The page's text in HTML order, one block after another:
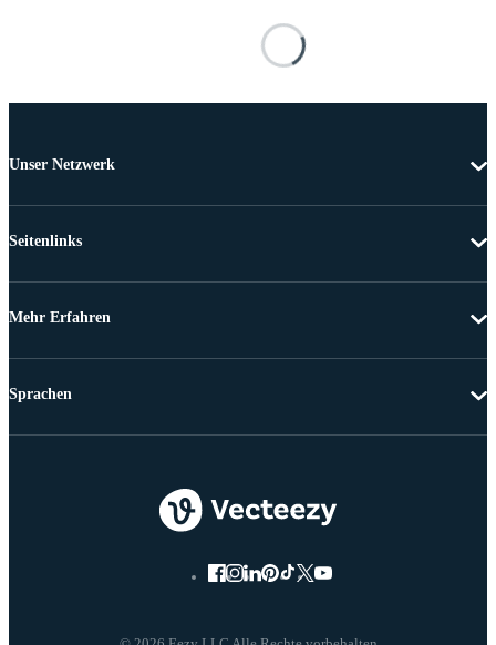
Unser Netzwerk
Seitenlinks
Mehr Erfahren
Sprachen